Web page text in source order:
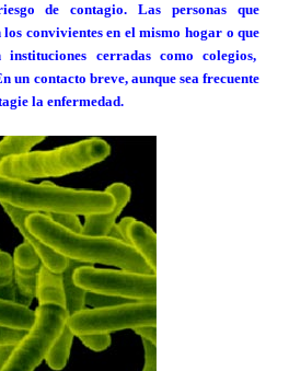
de contagio. Las personas que
convivientes en el mismo hogar o que
cerradas como colegios,
un contacto breve, aunque sea frecuente
la enfermedad.